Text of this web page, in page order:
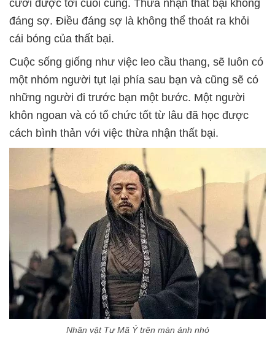
cười được tới cuối cùng. Thừa nhận thất bại không
đáng sợ. Điều đáng sợ là không thể thoát ra khỏi
cái bóng của thất bại.
Cuộc sống giống như việc leo cầu thang, sẽ luôn có
một nhóm người tụt lại phía sau bạn và cũng sẽ có
những người đi trước bạn một bước. Một người
khôn ngoan và có tổ chức tốt từ lâu đã học được
cách bình thản với việc thừa nhận thất bại.
Nhân vật Tư Mã Ý trên màn ảnh nhỏ